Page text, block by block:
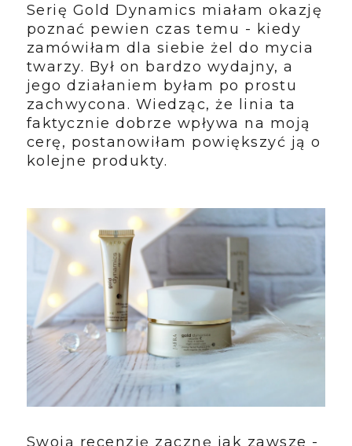
Serię Gold Dynamics miałam okazję
poznać pewien czas temu - kiedy
zamówiłam dla siebie żel do mycia
twarzy. Był on bardzo wydajny, a
jego działaniem byłam po prostu
zachwycona. Wiedząc, że linia ta
faktycznie dobrze wpływa na moją
cerę, postanowiłam powiększyć ją o
kolejne produkty.
Swoją recenzję zacznę jak zawsze -